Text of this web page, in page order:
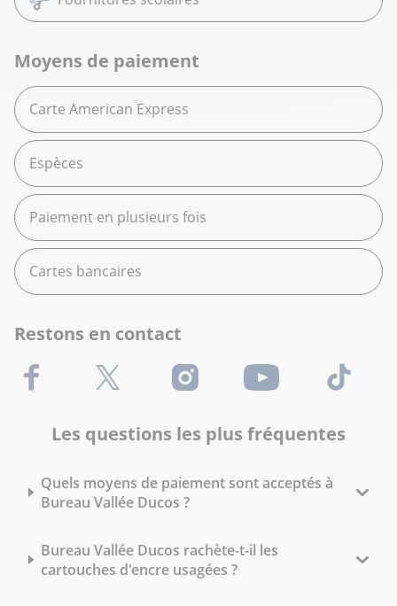
Moyens de paiement
Carte American Express
Espèces
Paiement en plusieurs fois
Cartes bancaires
Restons en contact
Facebook X (Twitter) Instagram Youtube TikTok
Les questions les plus fréquentes
Quels moyens de paiement sont acceptés à
Bureau Vallée Ducos ?
Bureau Vallée Ducos rachète-t-il les
cartouches d'encre usagées ?